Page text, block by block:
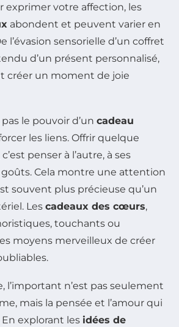
votre affection, les
abondent et peuvent varier en
l’évasion sensorielle d’un coffret
d’un présent personnalisé,
créer un moment de joie
le pouvoir d’un cadeau
les liens. Offrir quelque
penser à l’autre, à ses
goûts. Cela montre une attention
souvent plus précieuse qu’un
Les cadeaux des cœurs,
touchants ou
moyens merveilleux de créer
l’important n’est pas seulement
mais la pensée et l’amour qui
explorant les idées de